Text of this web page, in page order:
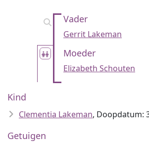
Vader
Gerrit Lakeman
Moeder
Elizabeth Schouten
Kind
Clementia Lakeman, Doopdatum:
Getuigen